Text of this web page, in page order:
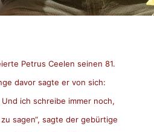
Petrus Ceelen seinen 81.
davor sagte er von sich:
ich schreibe immer noch,
sagen“, sagte der gebürtige